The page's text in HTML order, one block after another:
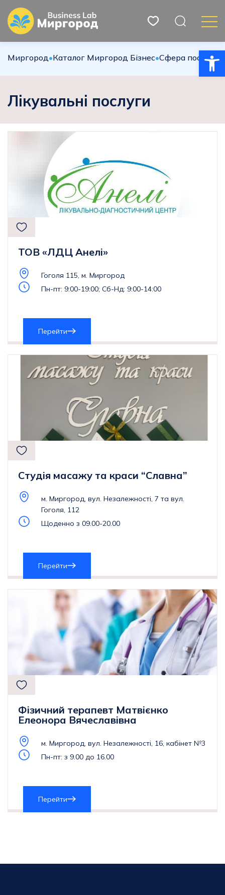
Миргород•Каталог Миргород Бізнес•Сфера послуг•
Лікувальні послуги
ТОВ «ЛДЦ Анелі»
Гоголя 115, м. Миргород
Пн-пт: 9:00-19:00; Сб-Нд: 9:00-14:00
Перейти
Студія масажу та краси “Славна”
м. Миргород, вул. Незалежності, 7 та вул.
Гоголя, 112
Щоденно з 09.00-20.00
Перейти
Фізичний терапевт Матвієнко
Елеонора Вячеславівна
м. Миргород, вул. Незалежності, 16, кабінет №3
Пн-пт: з 9.00 до 16.00
Перейти